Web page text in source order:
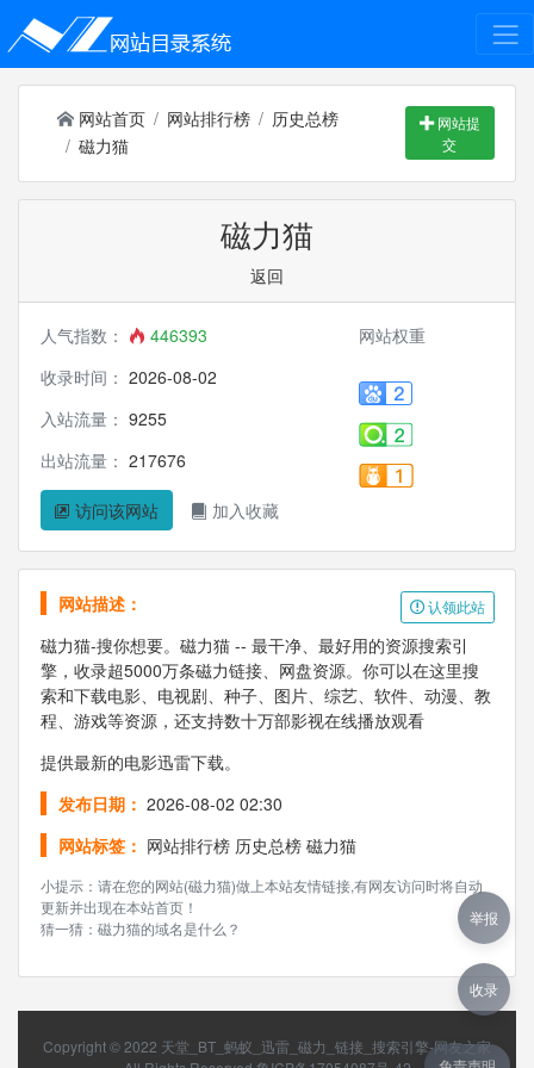
网站首页 网站排行榜
历史总榜
磁力猫
网站提
交
磁力猫
返回
人气指数：
446393
收录时间： 2026-08-02
入站流量： 9255
出站流量： 217676
访问该网站 加入收藏
网站权重
认领此站
网站描述：
磁力猫-搜你想要。磁力猫 -- 最干净、最好用的资源搜索引
擎，收录超5000万条磁力链接、网盘资源。你可以在这里搜
索和下载电影、电视剧、种子、图片、综艺、软件、动漫、教
程、游戏等资源，还支持数十万部影视在线播放观看
提供最新的电影迅雷下载。
发布日期： 2026-08-02 02:30
网站标签： 网站排行榜 历史总榜 磁力猫
小提示：请在您的网站(磁力猫)做上本站友情链接,有网友访问时将自动
更新并出现在本站首页！
猜一猜：磁力猫的域名是什么？
Copyright © 2022 天堂_BT_蚂蚁_迅雷_磁力_链接_搜索引擎-网友之家
举报
收录